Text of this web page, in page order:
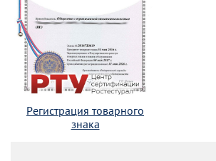
Регистрация товарного
знака